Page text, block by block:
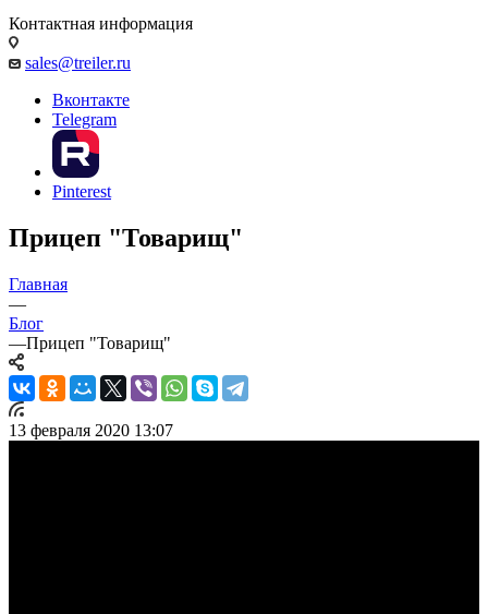
Контактная информация
sales@treiler.ru
Вконтакте
Telegram
Pinterest
Прицеп "Товарищ"
Главная
—
Блог
—Прицеп "Товарищ"
13 февраля 2020 13:07